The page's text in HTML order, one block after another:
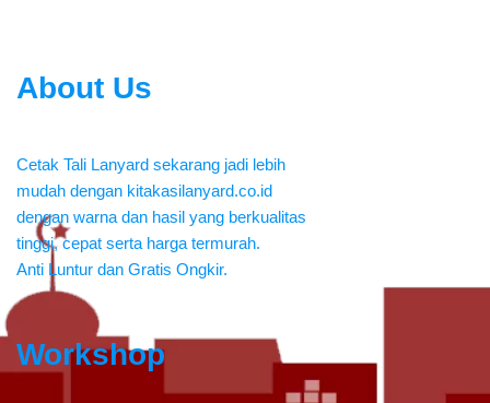
About Us
Cetak Tali Lanyard sekarang jadi lebih
mudah dengan kitakasilanyard.co.id
dengan warna dan hasil yang berkualitas
tinggi, cepat serta harga termurah.
Anti Luntur dan Gratis Ongkir.
Workshop